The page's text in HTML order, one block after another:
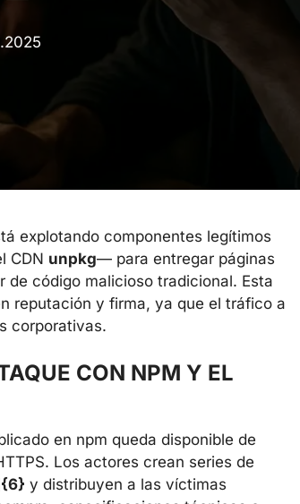
explotando componentes legítimos
CDN unpkg— para entregar páginas
código malicioso tradicional. Esta
reputación y firma, ya que el tráfico a
corporativas.
CON NPM Y EL
en npm queda disponible de
Los actores crean series de
y distribuyen a las víctimas